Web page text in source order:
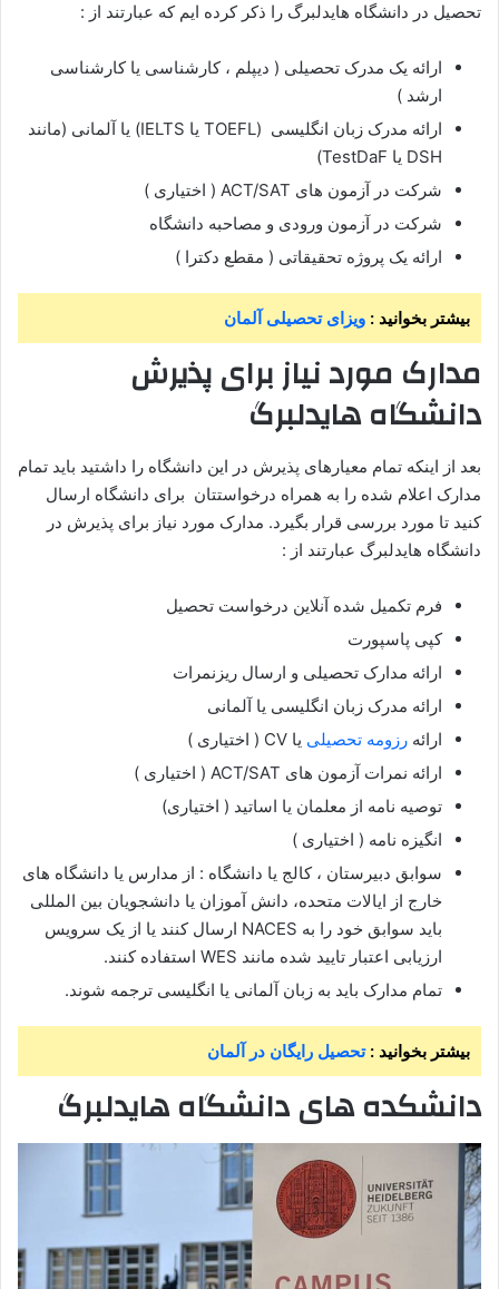
تحصیل در دانشگاه هایدلبرگ را ذکر کرده ایم که عبارتند از :
ارائه یک مدرک تحصیلی ( دیپلم ، کارشناسی یا کارشناسی
ارشد )
ارائه مدرک زبان انگلیسی (TOEFL یا IELTS) یا آلمانی (مانند
DSH یا TestDaF)
شرکت در آزمون های ACT/SAT ( اختیاری )
شرکت در آزمون ورودی و مصاحبه دانشگاه
ارائه یک پروژه تحقیقاتی ( مقطع دکترا )
بیشتر بخوانید : ویزای تحصیلی آلمان
مدارک مورد نیاز برای پذیرش
دانشگاه هایدلبرگ
بعد از اینکه تمام معیارهای پذیرش در این دانشگاه را داشتید باید تمام
مدارک اعلام شده را به همراه درخواستتان برای دانشگاه ارسال
کنید تا مورد بررسی قرار بگیرد. مدارک مورد نیاز برای پذیرش در
دانشگاه هایدلبرگ عبارتند از :
فرم تکمیل شده آنلاین درخواست تحصیل
کپی پاسپورت
ارائه مدارک تحصیلی و ارسال ریزنمرات
ارائه مدرک زبان انگلیسی یا آلمانی
ارائه رزومه تحصیلی یا CV ( اختیاری )
ارائه نمرات آزمون های ACT/SAT ( اختیاری )
توصیه نامه از معلمان یا اساتید ( اختیاری)
انگیزه نامه ( اختیاری )
سوابق دبیرستان ، کالج یا دانشگاه : از مدارس یا دانشگاه های
خارج از ایالات متحده، دانش آموزان یا دانشجویان بین المللی
باید سوابق خود را به NACES ارسال کنند یا از یک سرویس
ارزیابی اعتبار تایید شده مانند WES استفاده کنند.
تمام مدارک باید به زبان آلمانی یا انگلیسی ترجمه شوند.
بیشتر بخوانید :تحصیل رایگان در آلمان
دانشکده های دانشگاه هایدلبرگ